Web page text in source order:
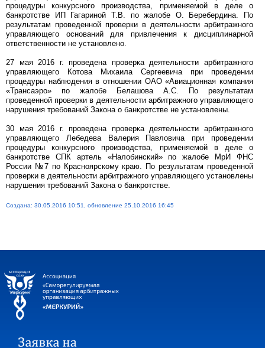
процедуры конкурсного производства, применяемой в деле о
банкротстве ИП Гагариной Т.В. по жалобе О. Беребердина. По
результатам проведенной проверки в деятельности арбитражного
управляющего оснований для привлечения к дисциплинарной
ответственности не установлено.
27 мая 2016 г. проведена проверка деятельности арбитражного
управляющего Котова Михаила Сергеевича при проведении
процедуры наблюдения в отношении ОАО «Авиационная компания
«Трансаэро» по жалобе Белашова А.С. По результатам
проведенной проверки в деятельности арбитражного управляющего
нарушения требований Закона о банкротстве не установлены.
30 мая 2016 г. проведена проверка деятельности арбитражного
управляющего Лебедева Валерия Павловича при проведении
процедуры конкурсного производства, применяемой в деле о
банкротстве СПК артель «Налобинский» по жалобе МрИ ФНС
России №7 по Красноярскому краю. По результатам проведенной
проверки в деятельности арбитражного управляющего установлены
нарушения требований Закона о банкротстве.
Создана: 30.05.2016 10:51, обновление 25.10.2016 16:45